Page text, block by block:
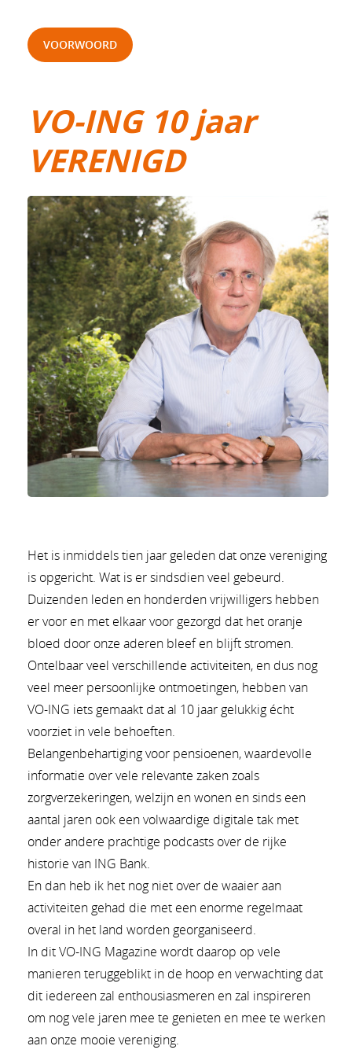
VOORWOORD
VO-ING 10 jaar
VERENIGD
Het is inmiddels tien jaar geleden dat onze vereniging
is opgericht. Wat is er sindsdien veel gebeurd.
Duizenden leden en honderden vrijwilligers hebben
er voor en met elkaar voor gezorgd dat het oranje
bloed door onze aderen bleef en blijft stromen.
Ontelbaar veel verschillende activiteiten, en dus nog
veel meer persoonlijke ontmoetingen, hebben van
VO-ING iets gemaakt dat al 10 jaar gelukkig écht
voorziet in vele behoeften.
Belangenbehartiging voor pensioenen, waardevolle
informatie over vele relevante zaken zoals
zorgverzekeringen, welzijn en wonen en sinds een
aantal jaren ook een volwaardige digitale tak met
onder andere prachtige podcasts over de rijke
historie van ING Bank.
En dan heb ik het nog niet over de waaier aan
activiteiten gehad die met een enorme regelmaat
overal in het land worden georganiseerd.
In dit VO-ING Magazine wordt daarop op vele
manieren teruggeblikt in de hoop en verwachting dat
dit iedereen zal enthousiasmeren en zal inspireren
om nog vele jaren mee te genieten en mee te werken
aan onze mooie vereniging.